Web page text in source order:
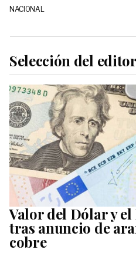
NACIONAL
Selección del
Valor del Dólar y
tras anuncio de
cobre